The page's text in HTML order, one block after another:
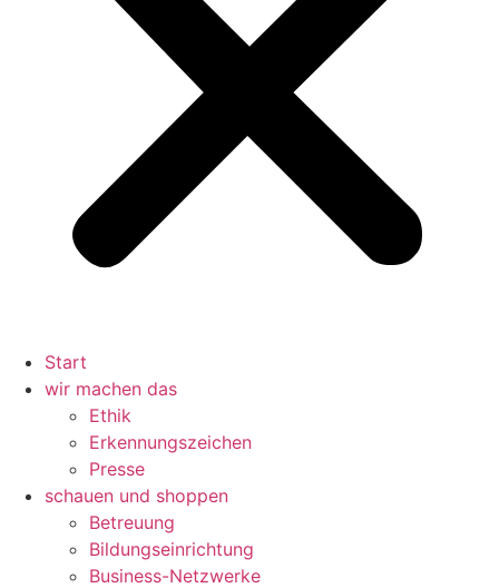
Start
wir machen das
Ethik
Erkennungszeichen
Presse
schauen und shoppen
Betreuung
Bildungseinrichtung
Business-Netzwerke